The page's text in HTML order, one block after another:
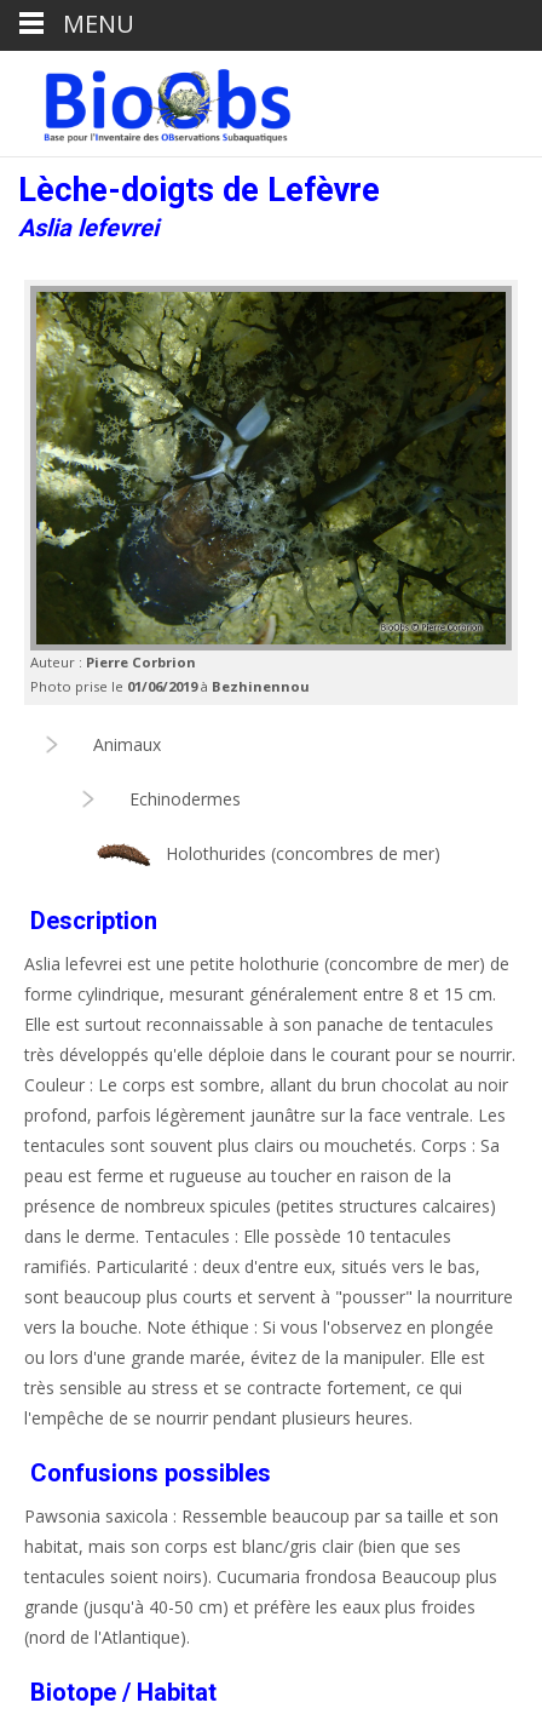
Lèche-doigts de Lefèvre
Aslia lefevrei
Auteur : Pierre Corbrion
Photo prise le 01/06/2019à Bezhinennou
Animaux
Echinodermes
Holothurides (concombres de mer)
Description
Aslia lefevrei est une petite holothurie (concombre de mer) de
forme cylindrique, mesurant généralement entre 8 et 15 cm.
Elle est surtout reconnaissable à son panache de tentacules
très développés qu'elle déploie dans le courant pour se nourrir.
Couleur : Le corps est sombre, allant du brun chocolat au noir
profond, parfois légèrement jaunâtre sur la face ventrale. Les
tentacules sont souvent plus clairs ou mouchetés. Corps : Sa
peau est ferme et rugueuse au toucher en raison de la
présence de nombreux spicules (petites structures calcaires)
dans le derme. Tentacules : Elle possède 10 tentacules
ramifiés. Particularité : deux d'entre eux, situés vers le bas,
sont beaucoup plus courts et servent à "pousser" la nourriture
vers la bouche. Note éthique : Si vous l'observez en plongée
ou lors d'une grande marée, évitez de la manipuler. Elle est
très sensible au stress et se contracte fortement, ce qui
l'empêche de se nourrir pendant plusieurs heures.
Confusions possibles
Pawsonia saxicola : Ressemble beaucoup par sa taille et son
habitat, mais son corps est blanc/gris clair (bien que ses
tentacules soient noirs). Cucumaria frondosa Beaucoup plus
grande (jusqu'à 40-50 cm) et préfère les eaux plus froides
(nord de l'Atlantique).
Biotope / Habitat
MENU